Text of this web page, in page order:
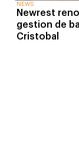
NEWS
Newrest
gestion de
Cristobal